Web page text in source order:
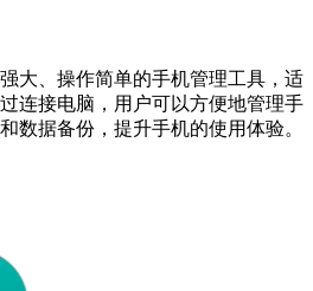
大、操作简单的手机管理工具，适
连接电脑，用户可以方便地管理手
数据备份，提升手机的使用体验。